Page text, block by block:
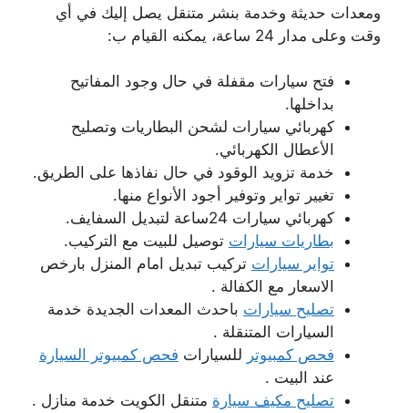
ومعدات حديثة وخدمة بنشر متنقل يصل إليك في أي
وقت وعلى مدار 24 ساعة، يمكنه القيام ب:
فتح سيارات مقفلة في حال وجود المفاتيح
بداخلها.
كهربائي سيارات لشحن البطاريات وتصليح
الأعطال الكهربائي.
خدمة تزويد الوقود في حال نفاذها على الطريق.
تغيير تواير وتوفير أجود الأنواع منها.
كهربائي سيارات 24ساعة لتبديل السفايف.
بطاريات سيارات توصيل للبيت مع التركيب.
تواير سيارات تركيب تبديل امام المنزل بارخص
الاسعار مع الكفالة .
تصليح سيارات باحدث المعدات الجديدة خدمة
السيارات المتنقلة .
فحص كمبيوتر للسيارات فحص كمبيوتر السيارة
عند البيت .
تصليح مكيف سيارة متنقل الكويت خدمة منازل .